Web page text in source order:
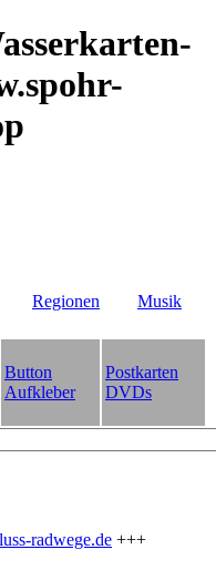
Regionen Musik
Button
Aufkleber
Postkarten
DVDs
radwege.de +++